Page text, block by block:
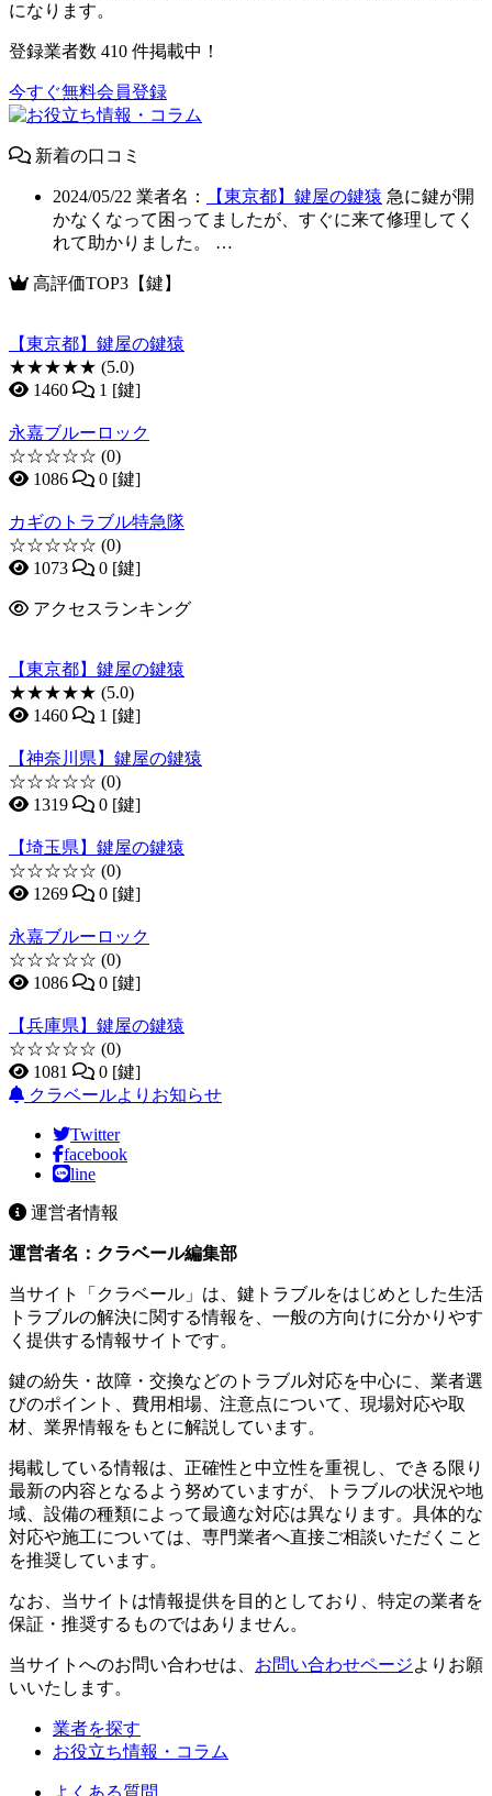
になります。
登録業者数 410 件掲載中！
今すぐ無料会員登録
新着の口コミ
2024/05/22 業者名： 【東京都】鍵屋の鍵猿 急に鍵が開
かなくなって困ってましたが、すぐに来て修理してく
れて助かりました。 …
高評価TOP3【鍵】
【東京都】鍵屋の鍵猿
★★★★★ (5.0)
1460
1 [鍵]
永嘉ブルーロック
☆☆☆☆☆ (0)
1086
0 [鍵]
カギのトラブル特急隊
☆☆☆☆☆ (0)
1073
0 [鍵]
アクセスランキング
【東京都】鍵屋の鍵猿
★★★★★ (5.0)
1460
1 [鍵]
【神奈川県】鍵屋の鍵猿
☆☆☆☆☆ (0)
1319
0 [鍵]
【埼玉県】鍵屋の鍵猿
☆☆☆☆☆ (0)
1269
0 [鍵]
永嘉ブルーロック
☆☆☆☆☆ (0)
1086
0 [鍵]
【兵庫県】鍵屋の鍵猿
☆☆☆☆☆ (0)
1081
0 [鍵]
クラベールよりお知らせ
Twitter
facebook
line
運営者情報
運営者名：クラベール編集部
当サイト「クラベール」は、鍵トラブルをはじめとした生活
トラブルの解決に関する情報を、一般の方向けに分かりやす
く提供する情報サイトです。
鍵の紛失・故障・交換などのトラブル対応を中心に、業者選
びのポイント、費用相場、注意点について、現場対応や取
材、業界情報をもとに解説しています。
掲載している情報は、正確性と中立性を重視し、できる限り
最新の内容となるよう努めていますが、トラブルの状況や地
域、設備の種類によって最適な対応は異なります。具体的な
対応や施工については、専門業者へ直接ご相談いただくこと
を推奨しています。
なお、当サイトは情報提供を目的としており、特定の業者を
保証・推奨するものではありません。
当サイトへのお問い合わせは、 お問い合わせページよりお願
いいたします。
業者を探す
お役立ち情報・コラム